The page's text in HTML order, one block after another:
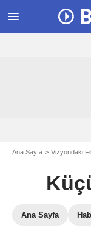
menu
Ana Sayfa Vizyondaki
Ana Sayfa